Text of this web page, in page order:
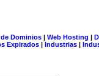
Dominios| Web Hosting |
Expirados | Industrias |